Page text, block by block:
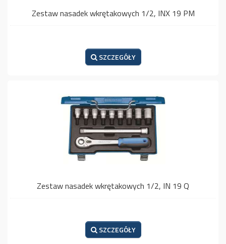
Zestaw nasadek wkrętakowych 1/2, INX 19 PM
SZCZEGÓŁY
Zestaw nasadek wkrętakowych 1/2, IN 19 Q
SZCZEGÓŁY